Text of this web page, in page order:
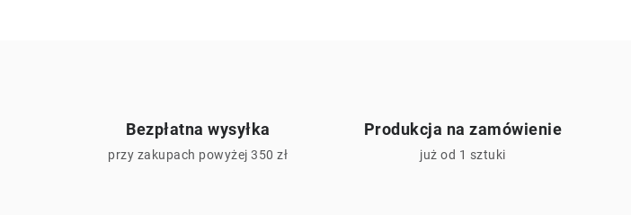
i
Bezpłatna wysyłka
przy zakupach powyżej 350 zł
Produkcja na zamówienie
już od 1 sztuki